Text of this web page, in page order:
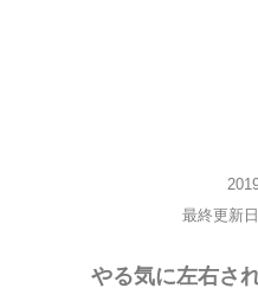
最終更新
やる気に左右さ